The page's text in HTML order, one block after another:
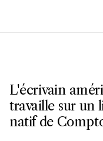
L'écrivain
travaille sur un
natif de